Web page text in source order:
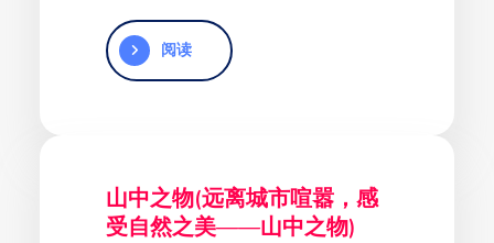
阅读
山中之物(远离城市喧嚣，感
受自然之美——山中之物)